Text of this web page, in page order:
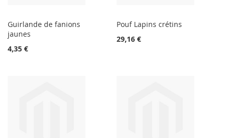
Guirlande de fanions
jaunes
4,35 €
Pouf Lapins crétins
29,16 €